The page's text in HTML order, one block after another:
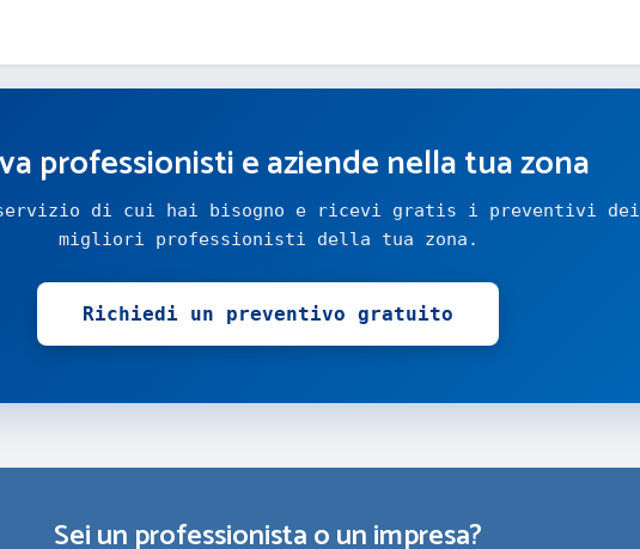
professionisti e aziende nella tua zona
di cui hai bisogno e ricevi gratis i preventivi dei
migliori professionisti della tua zona.
Richiedi un preventivo gratuito
Sei un professionista o un impresa?